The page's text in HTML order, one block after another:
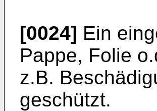
[0024] Ein
Pappe, Folie
z.B.
geschützt.